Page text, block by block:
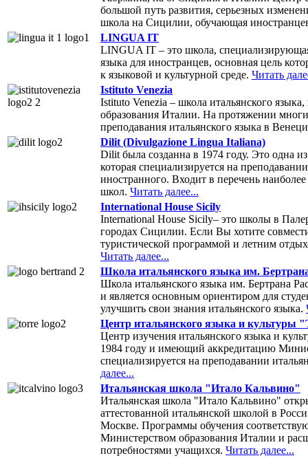
большой путь развития, серьезных
школа на Сицилии, обучающая
LINGUA IT
LINGUA IT – это школа,
языка для иностранцев, основная цель
к языковой и культурной среде. Читать
Istituto Venezia
Istituto Venezia – школа итальянского
образования Италии. На протяжении
преподавания итальянского языка в
Dilit (Divulgazione Lingua Italiana)
Dilit была созданна в 1974 году. Это одна
которая специализируется на
иностранного. Входит в перечень
школ. Читать далее...
International House Sicily
International House Sicily– это школы в
городах Сицилии. Если Вы хотите
туристической программой и летним
Читать далее...
Школа итальянского языка им.
Школа итальянского языка им. Бертрана
и является основным ориентиром для
улучшить свои знания итальянского языка.
Центр итальянского языка и культуры
Центр изучения итальянского языка и
1984 году и имеющий аккредитацию
специализируется на преподавании
далее...
Итальянская школа "Итало Кальвино"
Итальянская школа "Итало Кальвино"
аттестованной итальянской школой в
Москве. Программы обучения
Министерством образования Италии и
потребностями учащихся. Читать далее...